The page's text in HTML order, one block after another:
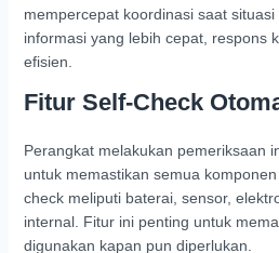
mempercepat koordinasi saat
informasi yang lebih cepat, respons
efisien.
Fitur Self-Check
Perangkat melakukan pemeriksaan
untuk memastikan semua
check meliputi baterai, sensor,
internal. Fitur ini penting untuk
digunakan kapan pun diperlukan.